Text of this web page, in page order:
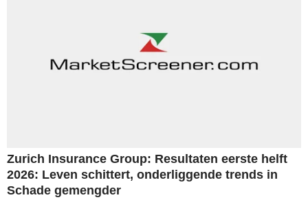
Zurich Insurance Group: Resultaten eerste helft
2026: Leven schittert, onderliggende trends in
Schade gemengder